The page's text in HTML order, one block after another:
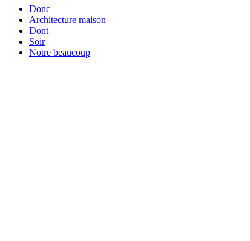
Donc
Architecture maison
Dont
Soir
Notre beaucoup